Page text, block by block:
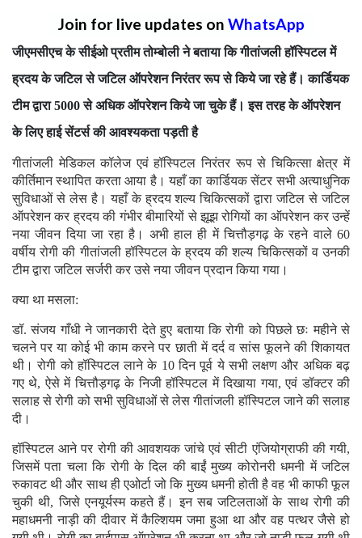
Join for live updates on WhatsApp
जीएमसीएच के सीईओ प्रतीम तोम्बोली ने बताया कि गीतांजली हॉस्पिटल में
ह्रदय के जटिल से जटिल ऑपरेशन निरंतर रूप से किये जा रहे हैं। कार्डियक
टीम द्वारा 5000 से अधिक ऑपरेशन किये जा चुके हैं। इस तरह के ऑपरेशन
के लिए हाई सेंटर्स की आवश्यकता पड़ती है
गीतांजली मेडिकल कॉलेज एवं हॉस्पिटल निरंतर रूप से चिकित्सा क्षेत्र में
कीर्तिमान स्थापित करता आया है। यहाँ का कार्डियक सेंटर सभी अत्याधुनिक
सुविधाओं से लेस है। यहाँ के ह्रदय शल्य चिकित्सकों द्वारा जटिल से जटिल
ऑपरेशन कर ह्रदय की गंभीर बीमारियों से झूझ रोगियों का ऑपरेशन कर उन्हें
नया जीवन दिया जा रहा है। अभी हाल ही में चित्तौड़गढ़ के रहने वाले 60
वर्षीय रोगी की गीतांजली हॉस्पिटल के ह्रदय की शल्य चिकित्सकों व उनकी
टीम द्वारा जटिल सर्जरी कर उसे नया जीवन प्रदान किया गया।
क्या था मसला:
डॉ. संजय गाँधी ने जानकारी देते हुए बताया कि रोगी को पिछले छः महीने से
चलने पर या कोई भी काम करने पर छाती में दर्द व सांस फूलने की शिकायत
थी। रोगी को हॉस्पिटल लाने के 10 दिन पूर्व ये सभी लक्षण और अधिक बढ़
गए थे, ऐसे में चित्तौड़गढ़ के निजी हॉस्पिटल में दिखाया गया, एवं डॉक्टर की
सलाह से रोगी को सभी सुविधाओं से लेस गीतांजली हॉस्पिटल जाने की सलाह
दी।
हॉस्पिटल आने पर रोगी की आवशयक जांचे एवं सीटी एंजियोग्राफी की गयी,
जिसमें पता चला कि रोगी के दिल की बाईं मुख्य कोरोनरी धमनी में जटिल
रुकावट थी और साथ ही एओर्टा जो कि मुख्य धमनी होती है वह भी काफी फूल
चुकी थी, जिसे एनयूर्यस्म कहते हैं। इन सब जटिलताओं के साथ रोगी की
महाधमनी नाड़ी की दीवार में कैल्शियम जमा हुआ था और वह पत्थर जैसे हो